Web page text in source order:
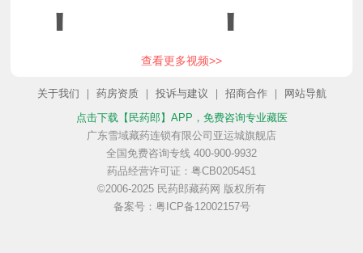
藏
药
七
十
七
十
七
十
查看更多视频>>
关于我们 ｜ 药房资质｜ 投诉与建议 ｜ 招商合作｜
网站导航
点击下载【民药郎】APP ，免费咨询专业藏医
广东雪域藏药连锁有限公司亚运城旗舰店
全国免费咨询专线 400-900-9932
药品经营许可证：粤CB0205451
©2006-2025 民药郎藏药网 版权所有
备案号：粤ICP备12002157号